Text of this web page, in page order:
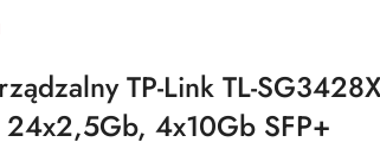
TP-Link TL-
24x2,5Gb, 4x10Gb SFP+